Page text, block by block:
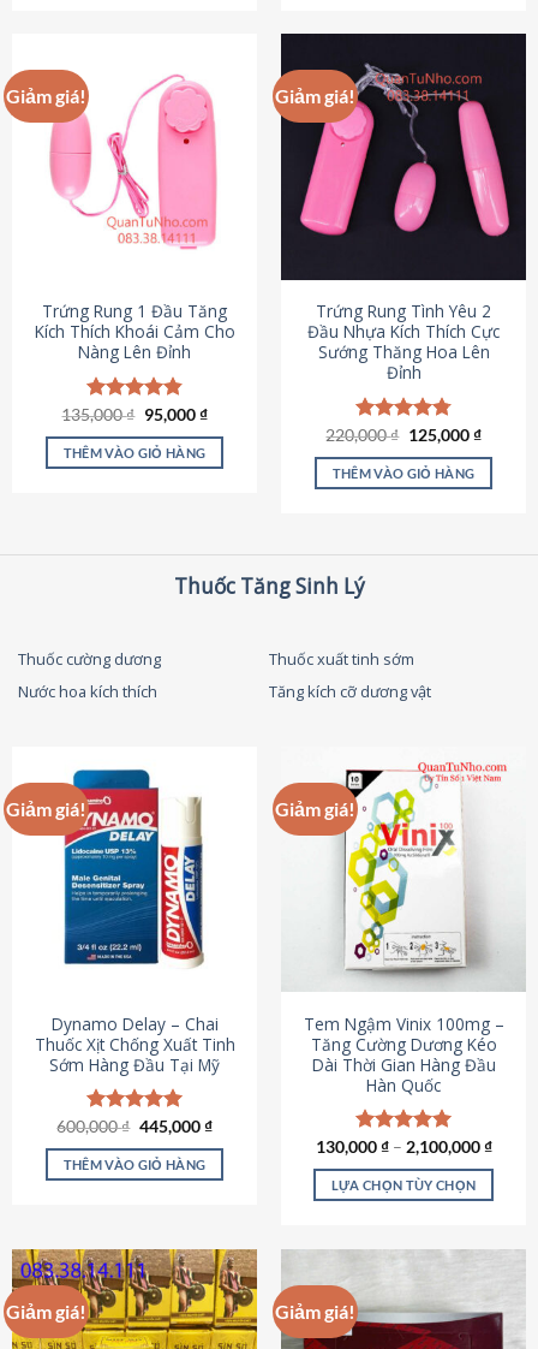
có
nhiều
biến
thể.
Các
tùy
chọn
được
chọn
trên
trang
sản
phẩm
Giảm giá!
Trứng Rung 1 Đầu Tăng
Kích Thích Khoái Cảm Cho
Nàng Lên Đỉnh
Được xếp
hạng4.87
5 sao
135,000₫ Giá
gốc
là:
135,000 ₫.
95,000₫Giá
tại
THÊM VÀO GIỎ HÀNG
Giảm giá!
Trứng Rung Tình Yêu 2
Đầu Nhựa Kích Thích Cực
Sướng Thăng Hoa Lên
Đỉnh
Được xếp
hạng4.79
5 sao
220,000₫ Giá
là:
220,000 ₫.
125,000₫Giá
tại
THÊM VÀO GIỎ HÀNG
Thuốc Tăng Sinh Lý
Thuốc cường dương
Thuốc xuất tinh sớm
Nước hoa kích thích
Tăng kích cỡ dương vật
Giảm giá!
Dynamo Delay – Chai
Thuốc Xịt Chống Xuất Tinh
Sớm Hàng Đầu Tại Mỹ
Được xếp
hạng5.00
5 sao
600,000₫ Giá
là:
600,000 ₫.
445,000₫Giá
tại
THÊM VÀO GIỎ HÀNG
Giảm giá!
Tem Ngậm Vinix 100mg –
Tăng Cường Dương Kéo
Dài Thời Gian Hàng Đầu
Hàn Quốc
Được xếp
hạng5.00
5 sao
130,000₫– 2,100,000₫
LỰA CHỌN TÙY CHỌN
nhiều
biến
Giảm giá! Giảm giá!